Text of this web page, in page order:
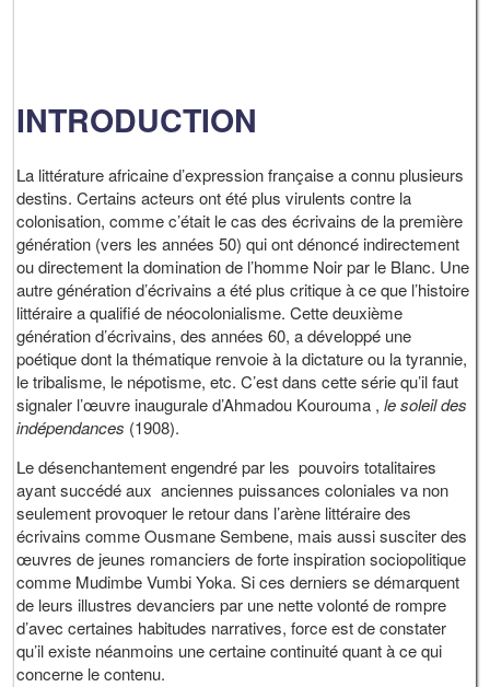
INTRODUCTION
La littérature africaine d’expression française a connu plusieurs
destins. Certains acteurs ont été plus virulents contre la
colonisation, comme c’était le cas des écrivains de la première
génération (vers les années 50) qui ont dénoncé indirectement
ou directement la domination de l’homme Noir par le Blanc. Une
autre génération d’écrivains a été plus critique à ce que l’histoire
littéraire a qualifié de néocolonialisme. Cette deuxième
génération d’écrivains, des années 60, a développé une
poétique dont la thématique renvoie à la dictature ou la tyrannie,
le tribalisme, le népotisme, etc. C’est dans cette série qu’il faut
signaler l’œuvre inaugurale d’Ahmadou Kourouma ,le soleil des
indépendances (1908).
Le désenchantement engendré par les pouvoirs totalitaires
ayant succédé aux anciennes puissances coloniales va non
seulement provoquer le retour dans l’arène littéraire des
écrivains comme Ousmane Sembene, mais aussi susciter des
œuvres de jeunes romanciers de forte inspiration sociopolitique
comme Mudimbe Vumbi Yoka. Si ces derniers se démarquent
de leurs illustres devanciers par une nette volonté de rompre
d’avec certaines habitudes narratives, force est de constater
qu’il existe néanmoins une certaine continuité quant à ce qui
concerne le contenu.